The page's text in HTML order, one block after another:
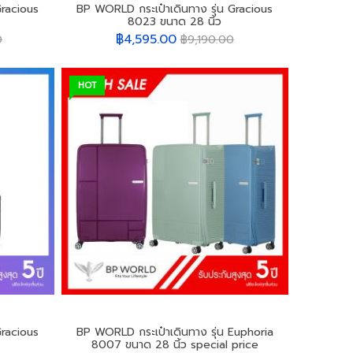
BP WORLD กระเป๋าเดินทาง รุ่น Gracious
8023 ขนาด 28 นิ้ว
฿4,595.00 ฿9,190.00
HOT
BP WORLD กระเป๋าเดินทาง รุ่น Euphoria
8007 ขนาด 28 นิ้ว special price